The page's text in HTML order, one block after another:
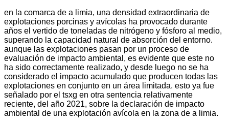
en la comarca de a limia, una densidad extraordinaria de
explotaciones porcinas y avícolas ha provocado durante
años el vertido de toneladas de nitrógeno y fósforo al medio,
superando la capacidad natural de absorción del entorno.
aunque las explotaciones pasan por un proceso de
evaluación de impacto ambiental, es evidente que este no
ha sido correctamente realizado, y desde luego no se ha
considerado el impacto acumulado que producen todas las
explotaciones en conjunto en un área limitada. esto ya fue
señalado por el tsxg en otra sentencia relativamente
reciente, del año 2021, sobre la declaración de impacto
ambiental de una explotación avícola en la zona de a limia.